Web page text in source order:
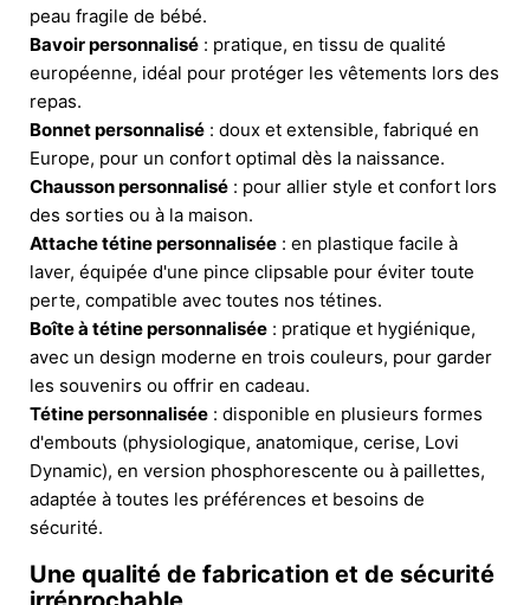
peau fragile de bébé.
Bavoir personnalisé : pratique, en tissu de qualité
européenne, idéal pour protéger les vêtements lors des
repas.
Bonnet personnalisé : doux et extensible, fabriqué en
Europe, pour un confort optimal dès la naissance.
Chausson personnalisé : pour allier style et confort lors
des sorties ou à la maison.
Attache tétine personnalisée : en plastique facile à
laver, équipée d'une pince clipsable pour éviter toute
perte, compatible avec toutes nos tétines.
Boîte à tétine personnalisée : pratique et hygiénique,
avec un design moderne en trois couleurs, pour garder
les souvenirs ou offrir en cadeau.
Tétine personnalisée : disponible en plusieurs formes
d'embouts (physiologique, anatomique, cerise, Lovi
Dynamic), en version phosphorescente ou à paillettes,
adaptée à toutes les préférences et besoins de
sécurité.
Une qualité de fabrication et de sécurité